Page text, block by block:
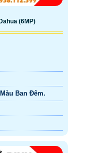
(6MP)
Ban Ðêm.